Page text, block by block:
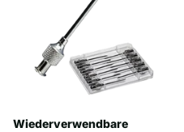
Wiederverwendbare